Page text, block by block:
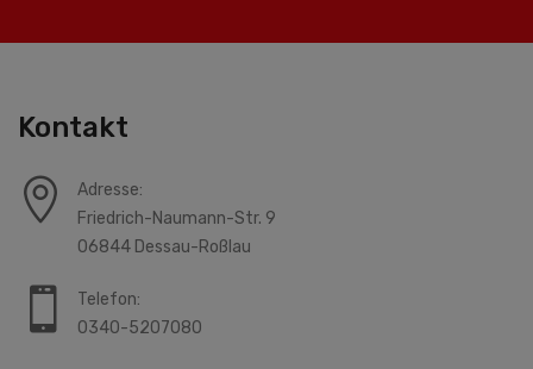
Kontakt
Adresse:
Friedrich-Naumann-Str. 9
06844 Dessau-Roßlau
Telefon:
0340-5207080